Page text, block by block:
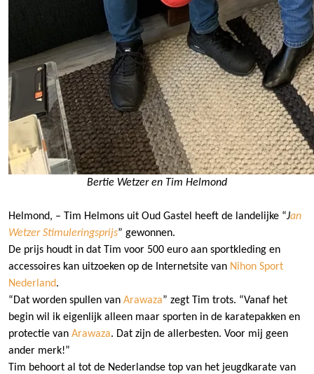
Bertie Wetzer en Tim Helmond
Helmond, – Tim Helmons uit Oud Gastel heeft de landelijke “Jan
Wetzer Stimuleringsprijs” gewonnen.
De prijs houdt in dat Tim voor 500 euro aan sportkleding en
accessoires kan uitzoeken op de Internetsite van Nihon Sport
Nederland.
“Dat worden spullen van Arawaza” zegt Tim trots. “Vanaf het
begin wil ik eigenlijk alleen maar sporten in de karatepakken en
protectie van Arawaza. Dat zijn de allerbesten. Voor mij geen
ander merk!”
Tim behoort al tot de Nederlandse top van het jeugdkarate van